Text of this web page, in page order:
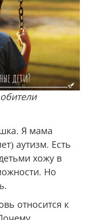
Я мама
аутизм. Есть
хожу в
Но
относится к